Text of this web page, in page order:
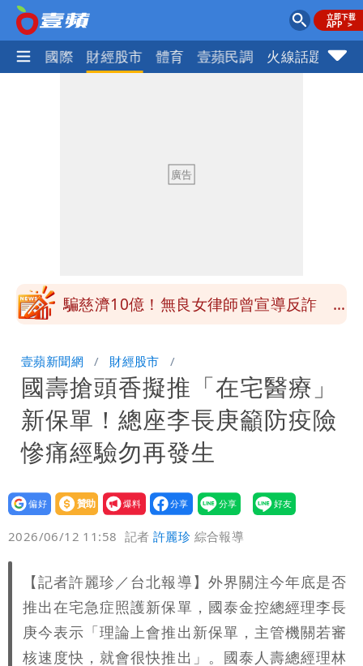
社會 國際 財經股市 體育 壹蘋民調 火線話題
「南卡」最快今生成 挑戰4颱同框！1
萬 素顏進擊新生活圈（壹蘋10點強
騙慈濟10億！無良女律師曾宣導反詐
接班人「終於有消息了」
台玻夫人長子最後9年很痛苦 親友批徐
莉玲「冷血媽媽」
35歲早餐不吃鐵板麵？釣出一票人點
頭 辦公室全是「1聲音」
班鐵翔誇姜厚任女友跟他學演戲表現優
異 網笑：老師好像提油救火了
「民進黨有她裸照？」黃智賢回嗆：國民
黨墮落還不准人說
13子女擠10坪屋 媽傳返家：我很愛孩
子...請還我們平靜
氣象女神累了？白海豚報成「白沙屯」
本尊：懊惱到現在
陳時中選前夜「淋雨道歉」 王必勝認：
壹蘋新聞網 財經股市
國壽搶頭香擬推「在宅醫療」
新保單！總座李長庚籲防疫險
慘痛經驗勿再發生
設為
贊助
我要
爆料
2026/06/12 11:58 記者許麗珍 綜合報導
【記者許麗珍／台北報導】外界關注今年底是否
推出在宅急症照護新保單，國泰金控總經理李長
庚今表示「理論上會推出新保單，主管機關若審
核速度快，就會很快推出」。國泰人壽總經理林